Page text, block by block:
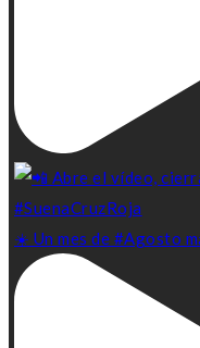
☀️ Un mes de #Agosto